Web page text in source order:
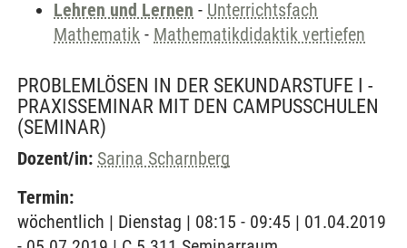
Lehren und Lernen - Unterrichtsfach
Mathematik - Mathematikdidaktik vertiefen
PROBLEMLÖSEN IN DER SEKUNDARSTUFE I -
PRAXISSEMINAR MIT DEN CAMPUSSCHULEN
(SEMINAR)
Dozent/in: Sarina Scharnberg
Termin:
wöchentlich | Dienstag | 08:15 - 09:45 | 01.04.2019